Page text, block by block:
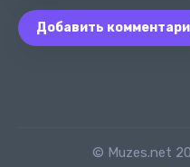
Добавить
© Muzes.net